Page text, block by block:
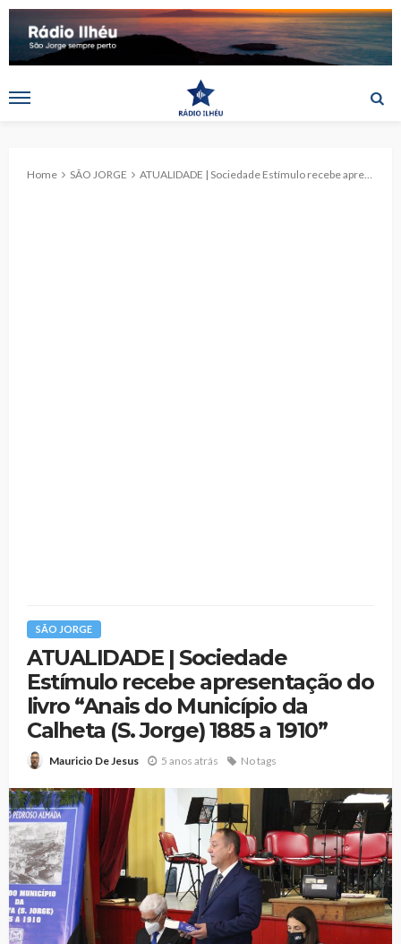
Home SÃO JORGE ATUALIDADE | Sociedade Estímulo recebe apresentação do livro “Anais do Município da Calheta (S. Jorge) 1885 a 1910”
SÃO JORGE
ATUALIDADE | Sociedade
Estímulo recebe apresentação do
livro “Anais do Município da
Calheta (S. Jorge) 1885 a 1910”
Mauricio De Jesus 5 anos atrás No tags